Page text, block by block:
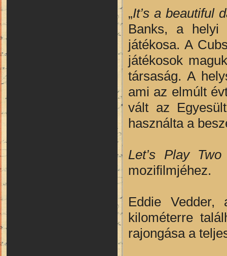
„It’s a beautiful
Banks, a helyi
játékosa. A
játékosok
társaság. A
ami az elmúlt
vált az
használta a
Let’s Play Two
mozifilmjéhez.
Eddie
kilométerre
rajongása a